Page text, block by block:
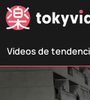
Vídeos de